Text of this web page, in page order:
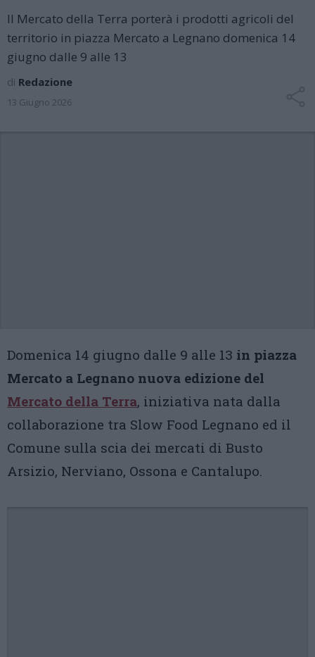
Il Mercato della Terra porterà i prodotti agricoli del
territorio in piazza Mercato a Legnano domenica 14
giugno dalle 9 alle 13
di Redazione
13 Giugno 2026
Domenica 14 giugno dalle 9 alle 13 in piazza
Mercato a Legnano nuova edizione del
Mercato della Terra, iniziativa nata dalla
collaborazione tra Slow Food Legnano ed il
Comune sulla scia dei mercati di Busto
Arsizio, Nerviano, Ossona e Cantalupo.